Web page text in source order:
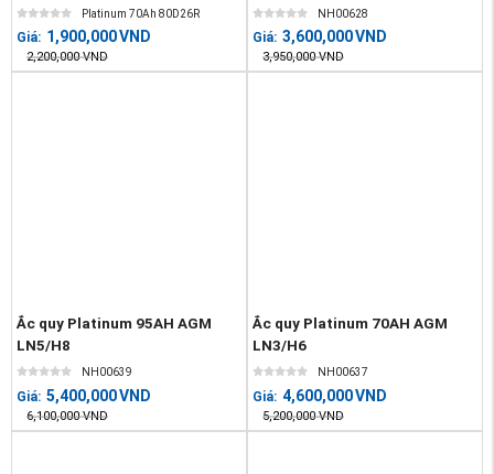
Platinum 70Ah 80D26R
Giá: 1,900,000VND
2,200,000 VND
NH00628
Giá: 3,600,000VND
3,950,000 VND
Ắc quy Platinum 95AH AGM
LN5/H8
NH00639
Giá: 5,400,000VND
6,100,000 VND
Ắc quy Platinum 70AH AGM
LN3/H6
NH00637
Giá: 4,600,000VND
5,200,000 VND